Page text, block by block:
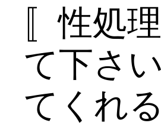
〚性処
て下さ
てくれ